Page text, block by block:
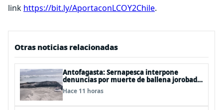
link https://bit.ly/AportaconLCOY2Chile.
Otras noticias relacionadas
Antofagasta: Sernapesca interpone
denuncias por muerte de ballena jorobada
y maltrato a lobos marinos
Hace 11 horas